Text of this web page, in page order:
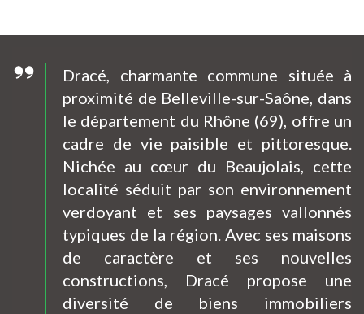
Dracé, charmante commune située à
proximité de Belleville-sur-Saône, dans
le département du Rhône (69), offre un
cadre de vie paisible et pittoresque.
Nichée au cœur du Beaujolais, cette
localité séduit par son environnement
verdoyant et ses paysages vallonnés
typiques de la région. Avec ses maisons
de caractère et ses nouvelles
constructions, Dracé propose une
diversité de biens immobiliers